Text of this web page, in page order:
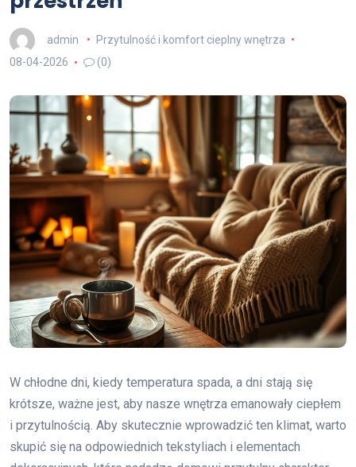
admin
Przytulność i komfort cieplny wnętrza
08-04-2026
(0)
W chłodne dni, kiedy temperatura spada, a dni stają się
krótsze, ważne jest, aby nasze wnętrza emanowały ciepłem
i przytulnością. Aby skutecznie wprowadzić ten klimat, warto
skupić się na odpowiednich tekstyliach i elementach